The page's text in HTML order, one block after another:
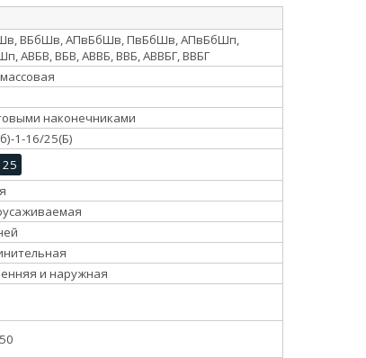
ВБбШв, АПвБбШв, ПвБбШв, АПвБбШп,
АВБВ, ВБВ, АВВБ, ВВБ, АВВБГ, ВВБГ
наконечниками
1-16/25(Б)
25
и наружная